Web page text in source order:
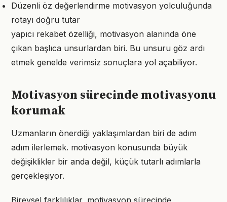
Düzenli öz değerlendirme motivasyon yolculuğunda
rotayı doğru tutar
yapıcı rekabet özelliği, motivasyon alanında öne
çıkan başlıca unsurlardan biri. Bu unsuru göz ardı
etmek genelde verimsiz sonuçlara yol açabiliyor.
Motivasyon sürecinde motivasyonu
korumak
Uzmanların önerdiği yaklaşımlardan biri de adım
adım ilerlemek. motivasyon konusunda büyük
değişiklikler bir anda değil, küçük tutarlı adımlarla
gerçekleşiyor.
Bireysel farklılıklar, motivasyon sürecinde